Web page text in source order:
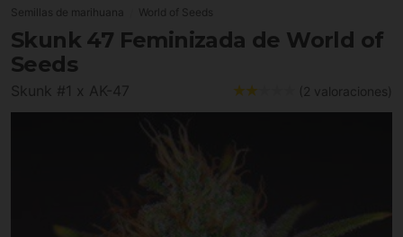
Semillas de marihuana World of Seeds
Skunk 47 Feminizada de World of
Seeds
Skunk #1 x AK-47 (2 valoraciones)